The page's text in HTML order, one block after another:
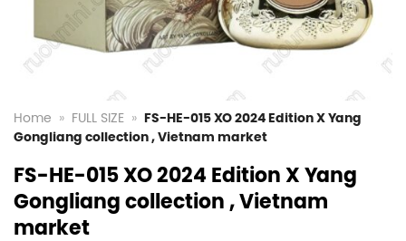
Home » FULL SIZE »
FS-HE-015 XO 2024 Edition X Yang
Gongliang collection , Vietnam market
FS-HE-015 XO 2024 Edition X Yang
Gongliang collection , Vietnam
market